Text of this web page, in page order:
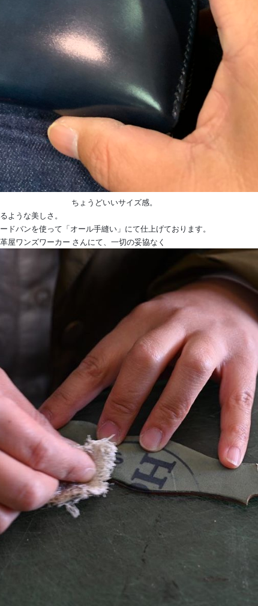
ちょうどいいサイズ感。
ような美しさ。
ドバンを使って「オール手縫い」にて仕上げております。
屋ワンズワーカー さんにて、一切の妥協なく